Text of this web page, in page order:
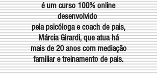
é um curso 100% online
desenvolvido
pela psicóloga e coach de pais,
Márcia Girardi, que atua há
mais de 20 anos com mediação
familiar e treinamento de pais.